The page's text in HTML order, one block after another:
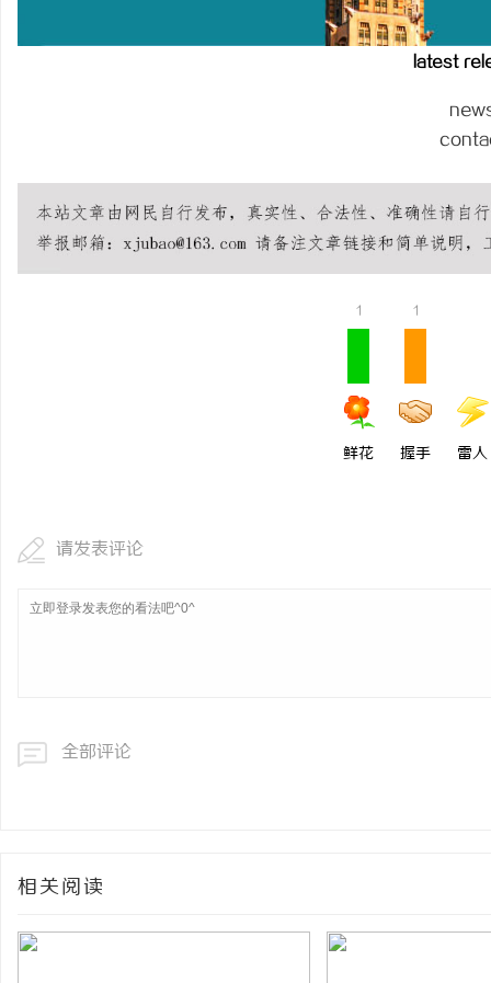
latest
1
鲜花
1
握手 雷人
请发表评论
全部评论
相关阅读